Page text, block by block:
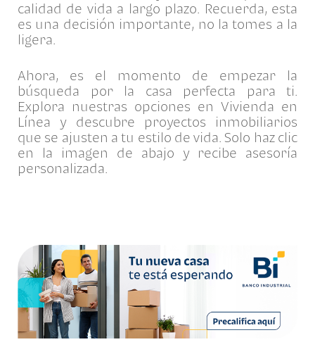
calidad de vida a largo plazo. Recuerda, esta
es una decisión importante, no la tomes a la
ligera.
Ahora, es el momento de empezar la
búsqueda por la casa perfecta para ti.
Explora nuestras opciones en Vivienda en
Línea y descubre proyectos inmobiliarios
que se ajusten a tu estilo de vida. Solo haz clic
en la imagen de abajo y recibe asesoría
personalizada.